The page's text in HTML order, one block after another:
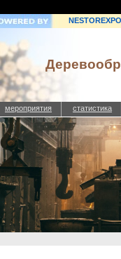
NESTOREXPO
мероприятия статистика